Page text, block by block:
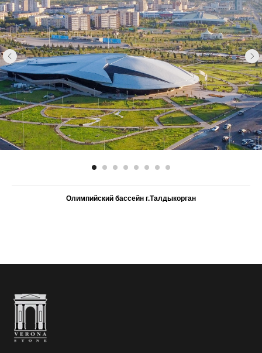
Олимпийский бассейн г.Талдыкорган